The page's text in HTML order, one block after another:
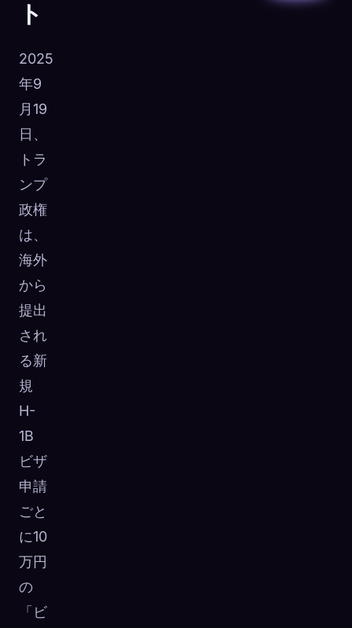
ト
2025
年9
月19
日、
トラ
ンプ
政権
は、
海外
から
提出
され
る新
規
H-
1B
ビザ
申請
ごと
に10
万円
の
「ビ